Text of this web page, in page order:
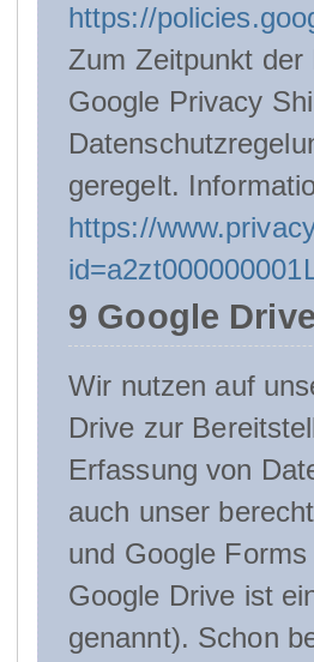
https://
Zum Zeitpunkt der
Google Privacy
geregelt.
https://
9 Google
Wir nutzen auf
Drive zur
Erfassung von
auch unser
und Google
Google Drive ist
genannt). Schon